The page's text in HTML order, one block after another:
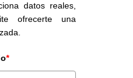
datos reales,
ofrecerte una
*